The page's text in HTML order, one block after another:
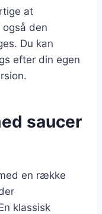
at
den
Du kan
efter din egen
saucer
en række
klassisk